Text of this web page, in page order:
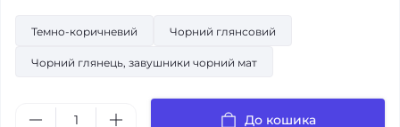
Темно-коричневий Чорний глянсовий
Чорний глянець, завушники чорний мат
До кошика